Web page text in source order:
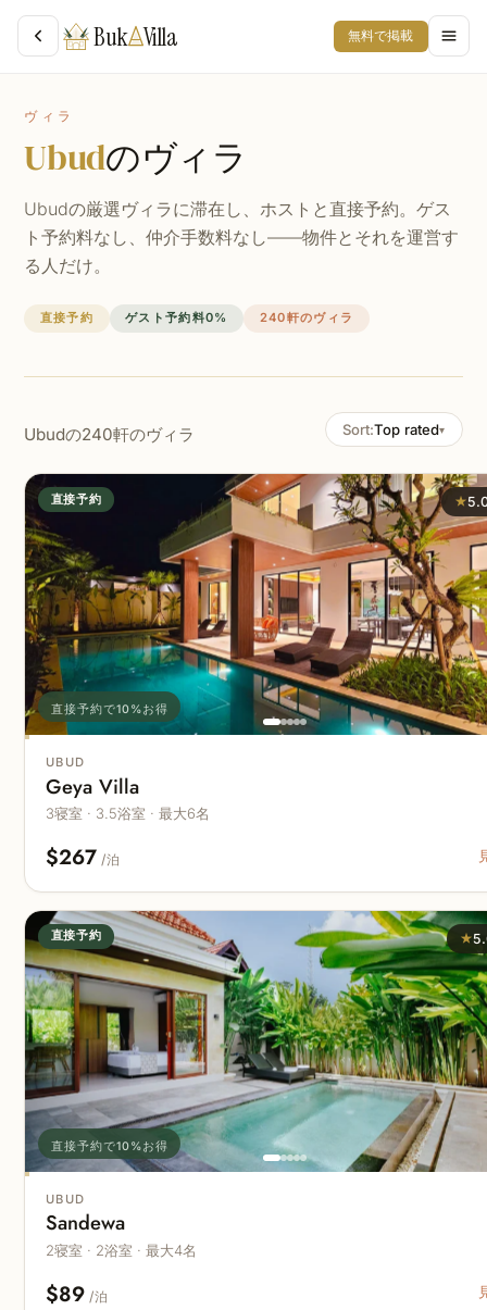
Buk Villa 無料で掲載
ヴィラ
Ubudのヴィラ
Ubudの厳選ヴィラに滞在し、ホストと直接予約。ゲス
ト予約料なし、仲介手数料なし——物件とそれを運営す
る人だけ。
直接予約 ゲスト予約料0% 240軒のヴィラ
Ubudの240軒のヴィラ Sort:Top rated▾
直接予約 ★
直接予約で10%お得
UBUD
Geya Villa
3寝室 · 3.5浴室 · 最大6名
$267 /泊
直接予約 ★
直接予約で10%お得
UBUD
Sandewa
2寝室 · 2浴室 · 最大4名
$89 /泊